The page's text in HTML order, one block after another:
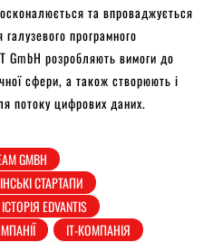
та впроваджується
програмного
GmbH розробляють вимоги до
сфери, а також створюють і
потоку цифрових даних.
GMBH
СТАРТАПИ
ІСТОРІЯ EDVANTIS
ІТ-КОМПАНІЯ